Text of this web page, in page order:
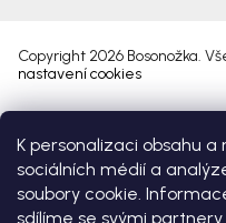
K personalizaci obsahu
sociálních médií a
soubory cookie.
sdílíme se svými
Copyright 2026 Bosonožka.
nastavení cookies